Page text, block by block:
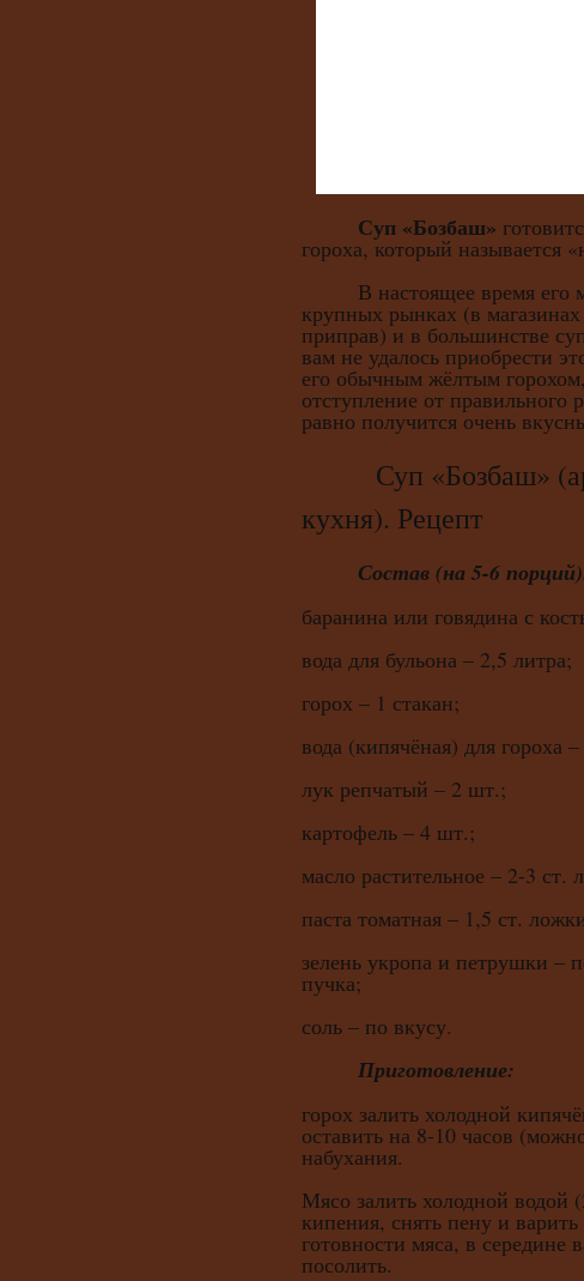
Суп «Бозбаш»
гороха, который называется
В настоящее время его
крупных рынках (в
приправ) и в большинстве
вам не удалось приобрести
его обычным жёлтым
отступление от правильного
равно получится очень
Суп «Бозбаш»
кухня). Рецепт
Состав (на 5-6
баранина или говядина с
вода для бульона – 2,5 литра;
горох – 1 стакан;
вода (кипячёная) для гороха
лук репчатый – 2 шт.;
картофель – 4 шт.;
масло растительное – 2-3 ст.
паста томатная – 1,5 ст.
зелень укропа и петрушки –
пучка;
соль – по вкусу.
Приготовление:
горох залить холодной
оставить на 8-10 часов
набухания.
Мясо залить холодной водой
кипения, снять пену и
готовности мяса, в середине
посолить.